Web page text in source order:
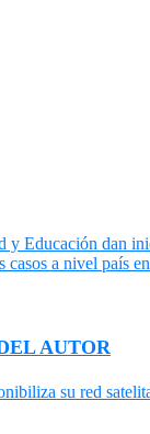
Educación dan
a nivel país
AUTOR